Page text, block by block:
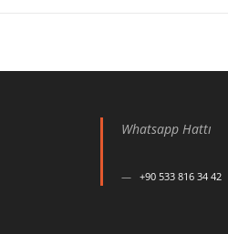
Whatsapp Hattı
+90 533 816 34 42